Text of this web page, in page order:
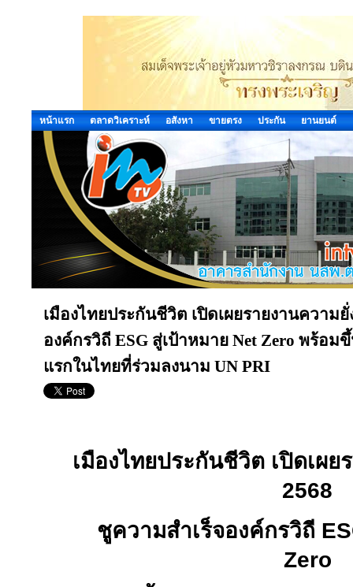
หน้าแรก ตลาดวิเคราะห์ อสังหา ขายตรง ประกัน ยานยนต์
เมืองไทยประกันชีวิต เปิดเผยรายงานความ
องค์กรวิถี ESG สู่เป้าหมาย Net Zero พร้อ
แรกในไทยที่ร่วมลงนาม UN PRI
เมืองไทยประกันชีวิต เปิดเผ
2568
ชูความสำเร็จองค์กรวิถี
Zero